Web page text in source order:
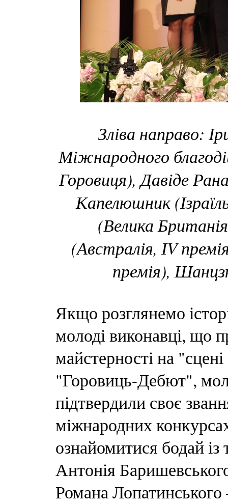
Зліва направо:
Міжнародного
Горовиця), Давіде
Капелюшник
(Велика
(Австралія, ІV
премія),
Якщо розглянемо
молоді виконавці, що
майстерності на
"Горовиць-Дебют",
підтвердили своє
міжнародних
ознайомитися бодай із
Антонія
Романа